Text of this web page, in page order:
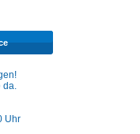
da.
Uhr